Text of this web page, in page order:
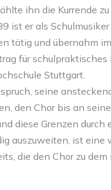
ihn die Kurrende
ist er als
tätig und übernahm
für schulpraktisches
Stuttgart.
seine
den Chor bis an
diese Grenzen
auszuweiten, ist eine
die den Chor zu